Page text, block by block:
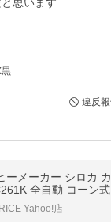
黒
違反
ーメーカー シロカ
全自動 コーン式
ィルター ガラスサー
軽量 挽き方 無段階
Yahoo!店